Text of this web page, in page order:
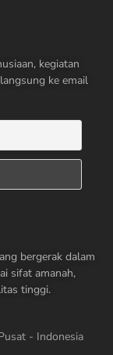
bergerak dalam
sifat amanah,
tinggi.
- Indonesia
kegiatan
ke email